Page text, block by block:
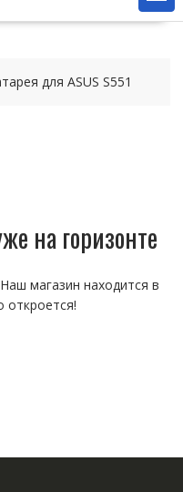
для ASUS S551
на горизонте
магазин находится в
откроется!